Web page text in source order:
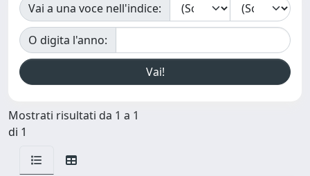
Vai a una voce nell'indice:
O digita l'anno:
Mostrati risultati da 1 a 1
di 1